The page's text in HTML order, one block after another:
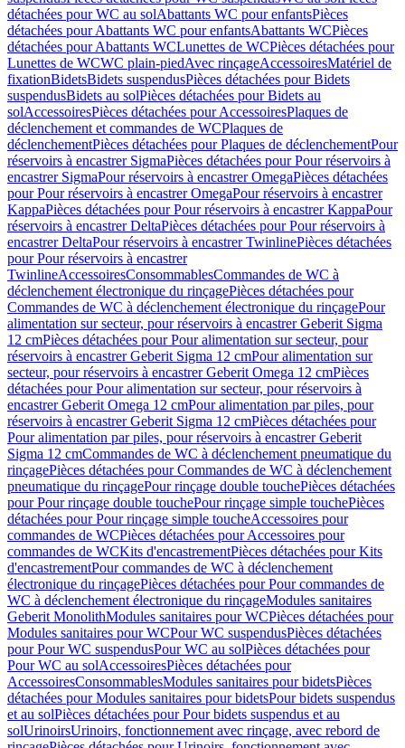
détachées pour WC au solAbattants WC pour enfantsPièces
détachées pour Abattants WC pour enfantsAbattants WCPièces
détachées pour Abattants WCLunettes de WCPièces détachées pour
Lunettes de WCWC plain-piedAvec rinçageAccessoiresMatériel de
fixationBidetsBidets suspendusPièces détachées pour Bidets
suspendusBidets au solPièces détachées pour Bidets au
solAccessoiresPièces détachées pour AccessoiresPlaques de
déclenchement et commandes de WCPlaques de
déclenchementPièces détachées pour Plaques de déclenchementPour
réservoirs à encastrer SigmaPièces détachées pour Pour réservoirs à
encastrer SigmaPour réservoirs à encastrer OmegaPièces détachées
pour Pour réservoirs à encastrer OmegaPour réservoirs à encastrer
KappaPièces détachées pour Pour réservoirs à encastrer KappaPour
réservoirs à encastrer DeltaPièces détachées pour Pour réservoirs à
encastrer DeltaPour réservoirs à encastrer TwinlinePièces détachées
pour Pour réservoirs à encastrer
TwinlineAccessoiresConsommablesCommandes de WC à
déclenchement électronique du rinçagePièces détachées pour
Commandes de WC à déclenchement électronique du rinçagePour
alimentation sur secteur, pour réservoirs à encastrer Geberit Sigma
12 cmPièces détachées pour Pour alimentation sur secteur, pour
réservoirs à encastrer Geberit Sigma 12 cmPour alimentation sur
secteur, pour réservoirs à encastrer Geberit Omega 12 cmPièces
détachées pour Pour alimentation sur secteur, pour réservoirs à
encastrer Geberit Omega 12 cmPour alimentation par piles, pour
réservoirs à encastrer Geberit Sigma 12 cmPièces détachées pour
Pour alimentation par piles, pour réservoirs à encastrer Geberit
Sigma 12 cmCommandes de WC à déclenchement pneumatique du
rinçagePièces détachées pour Commandes de WC à déclenchement
pneumatique du rinçagePour rinçage double touchePièces détachées
pour Pour rinçage double touchePour rinçage simple touchePièces
détachées pour Pour rinçage simple toucheAccessoires pour
commandes de WCPièces détachées pour Accessoires pour
commandes de WCKits d'encastrementPièces détachées pour Kits
d'encastrementPour commandes de WC à déclenchement
électronique du rinçagePièces détachées pour Pour commandes de
WC à déclenchement électronique du rinçageModules sanitaires
Geberit MonolithModules sanitaires pour WCPièces détachées pour
Modules sanitaires pour WCPour WC suspendusPièces détachées
pour Pour WC suspendusPour WC au solPièces détachées pour
Pour WC au solAccessoiresPièces détachées pour
AccessoiresConsommablesModules sanitaires pour bidetsPièces
détachées pour Modules sanitaires pour bidetsPour bidets suspendus
et au solPièces détachées pour Pour bidets suspendus et au
solUrinoirsUrinoirs, fonctionnement avec rinçage, avec rebord de